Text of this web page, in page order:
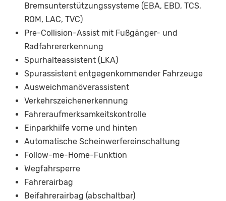
Bremsunterstützungssysteme (EBA, EBD, TCS,
ROM, LAC, TVC)
Pre-Collision-Assist mit Fußgänger- und
Radfahrererkennung
Spurhalteassistent (LKA)
Spurassistent entgegenkommender Fahrzeuge
Ausweichmanöverassistent
Verkehrszeichenerkennung
Fahreraufmerksamkeitskontrolle
Einparkhilfe vorne und hinten
Automatische Scheinwerfereinschaltung
Follow-me-Home-Funktion
Wegfahrsperre
Fahrerairbag
Beifahrerairbag (abschaltbar)